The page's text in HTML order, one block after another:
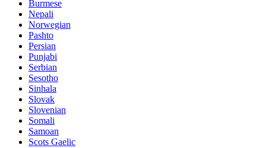
Burmese
Nepali
Norwegian
Pashto
Persian
Punjabi
Serbian
Sesotho
Sinhala
Slovak
Slovenian
Somali
Samoan
Scots Gaelic